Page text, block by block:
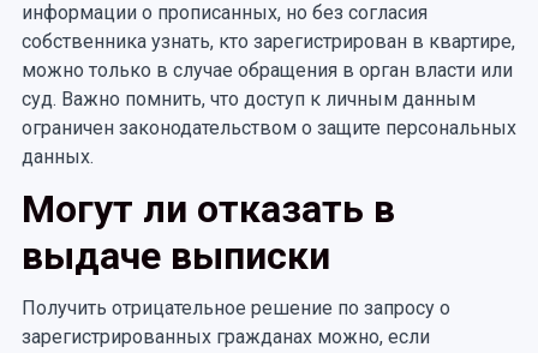
информации о прописанных, но без согласия
собственника узнать, кто зарегистрирован в квартире,
можно только в случае обращения в орган власти или
суд. Важно помнить, что доступ к личным данным
ограничен законодательством о защите персональных
данных.
Могут ли отказать в
выдаче выписки
Получить отрицательное решение по запросу о
зарегистрированных гражданах можно, если